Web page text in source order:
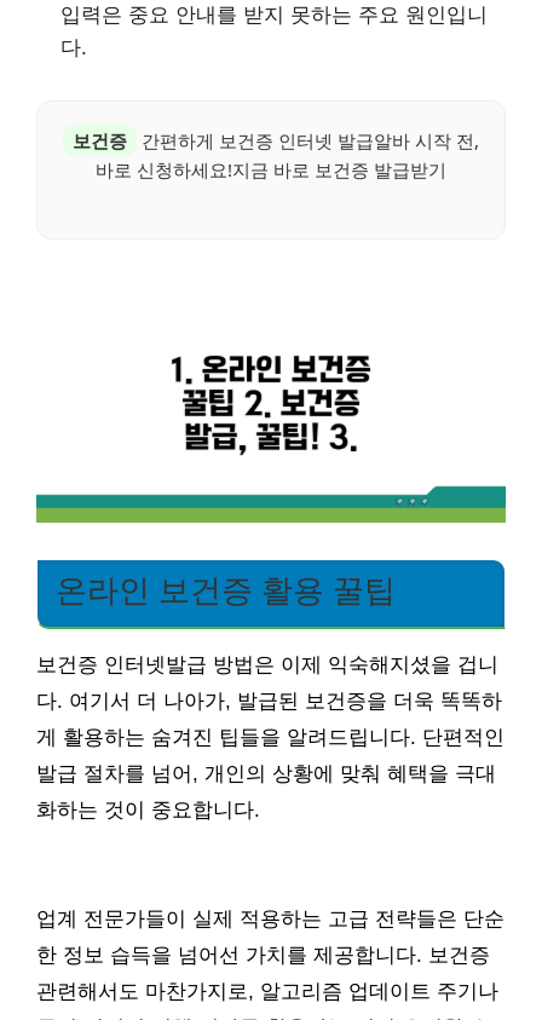
입력은 중요 안내를 받지 못하는 주요 원인입니
다.
보건증
간편하게 보건증 인터넷 발급알바 시작 전,
바로 신청하세요!지금 바로 보건증 발급받기
온라인 보건증 활용 꿀팁
보건증 인터넷발급 방법은 이제 익숙해지셨을 겁니
다. 여기서 더 나아가, 발급된 보건증을 더욱 똑똑하
게 활용하는 숨겨진 팁들을 알려드립니다. 단편적인
발급 절차를 넘어, 개인의 상황에 맞춰 혜택을 극대
화하는 것이 중요합니다.
업계 전문가들이 실제 적용하는 고급 전략들은 단순
한 정보 습득을 넘어선 가치를 제공합니다. 보건증
관련해서도 마찬가지로, 알고리즘 업데이트 주기나